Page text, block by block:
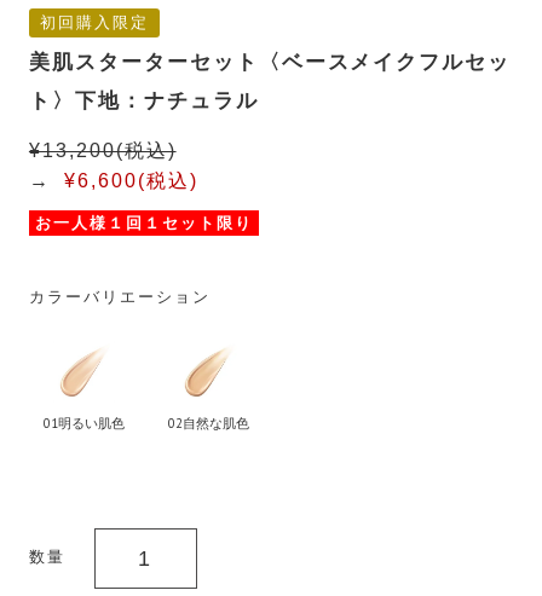
初回購入限定
美肌スターターセット〈ベースメイクフルセッ
ト〉下地：ナチュラル
¥13,200(税込)
→
¥6,600(税込)
お一人様１回１セット限り
カラーバリエーション
01明るい肌色 02自然な肌色
数量